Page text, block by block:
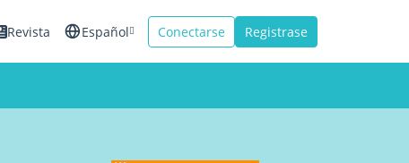
Revista Español Conectarse Registrase